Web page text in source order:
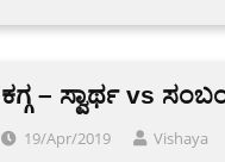
ಕಗ್ಗ – ಸ್ವಾರ್ಥ vs
19/Apr/2019 Vishaya